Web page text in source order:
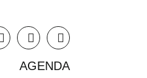
AGENDA